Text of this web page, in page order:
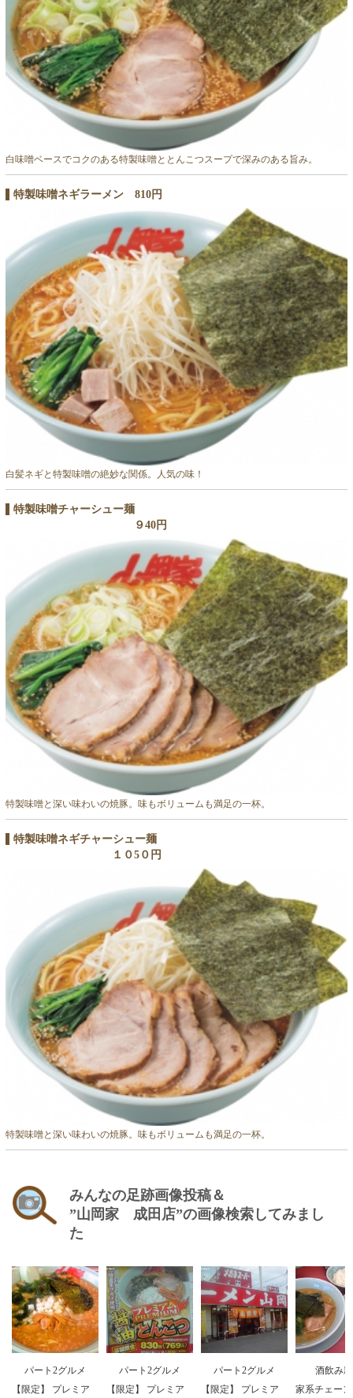
白味噌ベースでコクのある特製味噌ととんこつスープで深みのある旨み。
特製味噌ネギラーメン 810円
白髪ネギと特製味噌の絶妙な関係。人気の味！
特製味噌チャーシュー麺
９40円
特製味噌と深い味わいの焼豚。味もボリュームも満足の一杯。
特製味噌ネギチャーシュー麺
１０5０円
特製味噌と深い味わいの焼豚。味もボリュームも満足の一杯。
みんなの足跡画像投稿＆
”山岡家 成田店”の画像検索してみまし
た
パート2グルメ
【限定】 プレミア
パート2グルメ
【限定】 プレミア
パート2グルメ
【限定】 プレミア
酒飲み
家系チェー